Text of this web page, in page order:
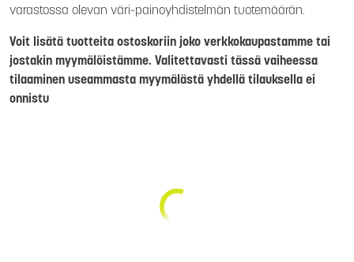
varastossa olevan väri-painoyhdistelmän tuotemäärän.
Voit lisätä tuotteita ostoskoriin joko verkkokaupastamme tai
jostakin myymälöistämme. Valitettavasti tässä vaiheessa
tilaaminen useammasta myymälästä yhdellä tilauksella ei
onnistu